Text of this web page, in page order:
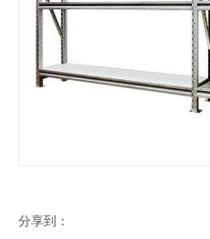
分享到：